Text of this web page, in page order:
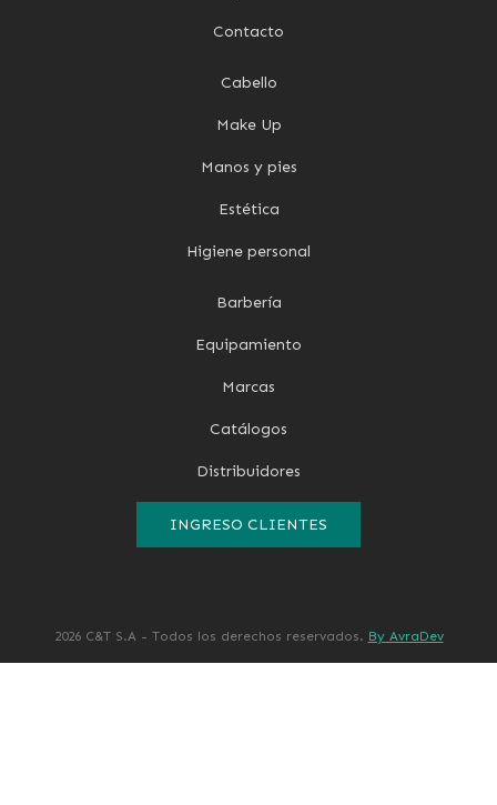
Contacto
Cabello
Make Up
Manos y pies
Estética
Higiene personal
Barbería
Equipamiento
Marcas
Catálogos
Distribuidores
INGRESO CLIENTES
2026 C&T S.A - Todos los derechos reservados. By AvraDev